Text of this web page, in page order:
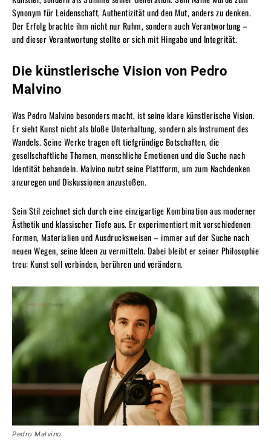
Synonym für Leidenschaft, Authentizität und den Mut, anders zu denken.
Der Erfolg brachte ihm nicht nur Ruhm, sondern auch Verantwortung –
und dieser Verantwortung stellte er sich mit Hingabe und Integrität.
Die künstlerische Vision von Pedro
Malvino
Was Pedro Malvino besonders macht, ist seine klare künstlerische Vision.
Er sieht Kunst nicht als bloße Unterhaltung, sondern als Instrument des
Wandels. Seine Werke tragen oft tiefgründige Botschaften, die
gesellschaftliche Themen, menschliche Emotionen und die Suche nach
Identität behandeln. Malvino nutzt seine Plattform, um zum Nachdenken
anzuregen und Diskussionen anzustoßen.
Sein Stil zeichnet sich durch eine einzigartige Kombination aus moderner
Ästhetik und klassischer Tiefe aus. Er experimentiert mit verschiedenen
Formen, Materialien und Ausdrucksweisen – immer auf der Suche nach
neuen Wegen, seine Ideen zu vermitteln. Dabei bleibt er seiner Philosophie
treu: Kunst soll verbinden, berühren und verändern.
Pedro Malvino